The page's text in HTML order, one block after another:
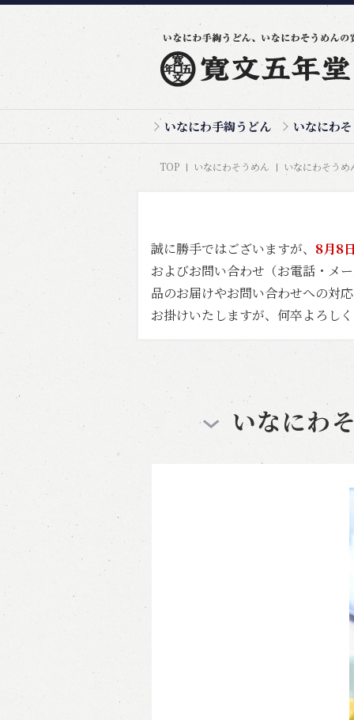
いなにわ手綯うどん いなにわ
TOP いなにわそうめん いなにわそうめ
誠に勝手ではございますが、 8月8
およびお問い合わせ（お電話・メ
品のお届けやお問い合わせへの対
お掛けいたしますが、何卒よろし
いなにわ